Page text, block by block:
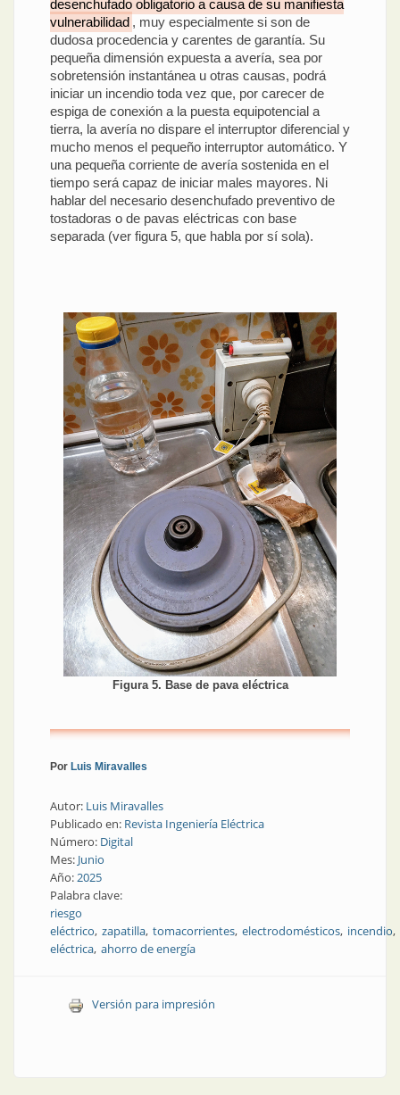
desenchufado obligatorio a causa de su manifiesta
vulnerabilidad , muy especialmente si son de
dudosa procedencia y carentes de garantía. Su
pequeña dimensión expuesta a avería, sea por
sobretensión instantánea u otras causas, podrá
iniciar un incendio toda vez que, por carecer de
espiga de conexión a la puesta equipotencial a
tierra, la avería no dispare el interruptor diferencial y
mucho menos el pequeño interruptor automático. Y
una pequeña corriente de avería sostenida en el
tiempo será capaz de iniciar males mayores. Ni
hablar del necesario desenchufado preventivo de
tostadoras o de pavas eléctricas con base
separada (ver figura 5, que habla por sí sola).
Figura 5. Base de pava eléctrica
Por Luis Miravalles
Autor: Luis Miravalles
Publicado en: Revista Ingeniería Eléctrica
Número: Digital
Mes: Junio
Año:2025
Palabra clave:
riesgo
eléctrico zapatilla tomacorrientes electrodomésticos incendio
eléctrica ahorro de energía
Versión para impresión